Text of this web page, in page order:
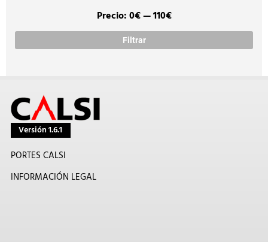
Filtrar
Precio:0€—110€
Versión 1.6.1
PORTES CALSI
INFORMACIÓN LEGAL